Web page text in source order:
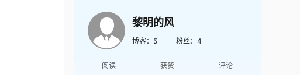
黎明的风
博客： 5 粉丝： 4
阅读 获赞 评论